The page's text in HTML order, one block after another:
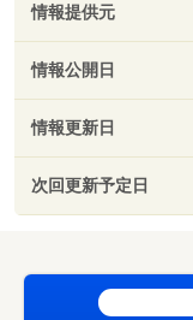
情報提供元
情報公開日
情報更新日
次回更新予定日